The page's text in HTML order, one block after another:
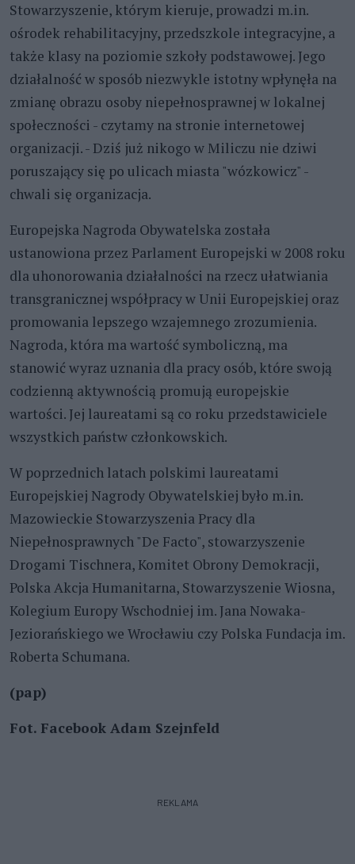
Stowarzyszenie, którym kieruje, prowadzi m.in.
ośrodek rehabilitacyjny, przedszkole integracyjne, a
także klasy na poziomie szkoły podstawowej. Jego
działalność w sposób niezwykle istotny wpłynęła na
zmianę obrazu osoby niepełnosprawnej w lokalnej
społeczności - czytamy na stronie internetowej
organizacji. - Dziś już nikogo w Miliczu nie dziwi
poruszający się po ulicach miasta "wózkowicz" -
chwali się organizacja.
Europejska Nagroda Obywatelska została
ustanowiona przez Parlament Europejski w 2008 roku
dla uhonorowania działalności na rzecz ułatwiania
transgranicznej współpracy w Unii Europejskiej oraz
promowania lepszego wzajemnego zrozumienia.
Nagroda, która ma wartość symboliczną, ma
stanowić wyraz uznania dla pracy osób, które swoją
codzienną aktywnością promują europejskie
wartości. Jej laureatami są co roku przedstawiciele
wszystkich państw członkowskich.
W poprzednich latach polskimi laureatami
Europejskiej Nagrody Obywatelskiej było m.in.
Mazowieckie Stowarzyszenia Pracy dla
Niepełnosprawnych "De Facto", stowarzyszenie
Drogami Tischnera, Komitet Obrony Demokracji,
Polska Akcja Humanitarna, Stowarzyszenie Wiosna,
Kolegium Europy Wschodniej im. Jana Nowaka-
Jeziorańskiego we Wrocławiu czy Polska Fundacja im.
Roberta Schumana.
(pap)
Fot. Facebook Adam Szejnfeld
REKLAMA